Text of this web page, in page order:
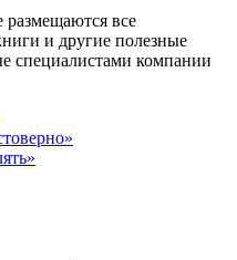
размещаются все
и другие полезные
специалистами компании